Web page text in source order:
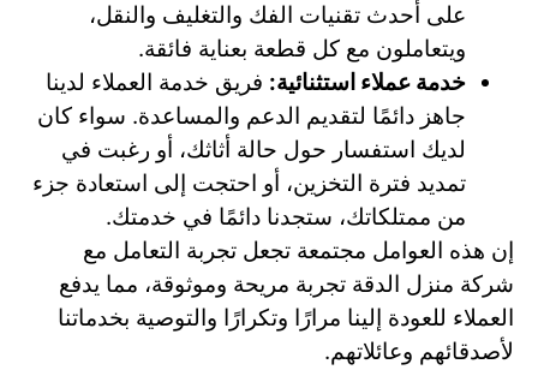
على أحدث تقنيات الفك والتغليف والنقل،
ويتعاملون مع كل قطعة بعناية فائقة.
خدمة عملاء استثنائية: فريق خدمة العملاء لدينا
جاهز دائمًا لتقديم الدعم والمساعدة. سواء كان
لديك استفسار حول حالة أثاثك، أو رغبت في
تمديد فترة التخزين، أو احتجت إلى استعادة جزء
من ممتلكاتك، ستجدنا دائمًا في خدمتك.
إن هذه العوامل مجتمعة تجعل تجربة التعامل مع
شركة منزل الدقة تجربة مريحة وموثوقة، مما يدفع
العملاء للعودة إلينا مرارًا وتكرارًا والتوصية بخدماتنا
لأصدقائهم وعائلاتهم.